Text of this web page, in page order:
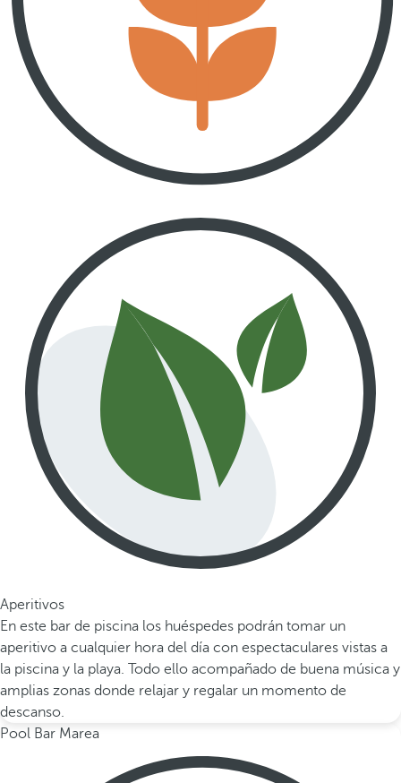
Aperitivos
En este bar de piscina los huéspedes podrán tomar un
aperitivo a cualquier hora del día con espectaculares vistas a
la piscina y la playa. Todo ello acompañado de buena música y
amplias zonas donde relajar y regalar un momento de
descanso.
Pool Bar Marea